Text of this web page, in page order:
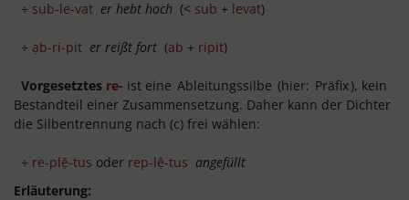
÷ sụb-le-vat er hebt hoch (< sub + levat)
÷ ạb-ri-pit er reißt fort (ab + ripit)
Vorgesetztes re- ist eine Ableitungssilbe (hier: Präfix), kein
Bestandteil einer Zusammensetzung. Daher kann der Dichter
die Silbentrennung nach (c) frei wählen:
÷ re-plẹ̄-tus oder rep-lẹ̄-tus angefüllt
Erläuterung: